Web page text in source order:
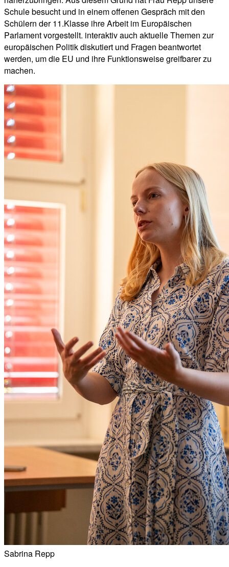
Schule besucht und in einem offenen Gespräch mit den
Schülern der 11.Klasse ihre Arbeit im Europäischen
Parlament vorgestellt. interaktiv auch aktuelle Themen zur
europäischen Politik diskutiert und Fragen beantwortet
werden, um die EU und ihre Funktionsweise greifbarer zu
machen.
Sabrina Repp